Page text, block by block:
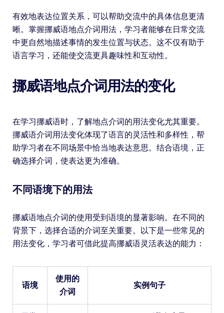
有效地表达位置关系，可以帮助交流中的具体信息更清
晰。掌握挪威语地点介词用法，学习者能够在日常交流
中更自然地描述事情的发生位置与状态。这不仅有助于
语言学习，还能使交流更具趣味性和互动性。
挪威语地点介词用法的变化
在学习挪威语时，了解地点介词的用法变化尤其重要。
挪威语介词用法变化体现了语言的灵活性和多样性，帮
助学习者在不同场景中恰当地表达意思。结合语境，正
确选择介词，使表达更为准确。
不同语境下的用法
挪威语地点介词的使用受到语境的显著影响。在不同的
背景下，选择合适的介词至关重要。以下是一些常见的
用法变化，学习者可借此提高挪威语灵活表达的能力：
语境
使用的
介词
实例句子